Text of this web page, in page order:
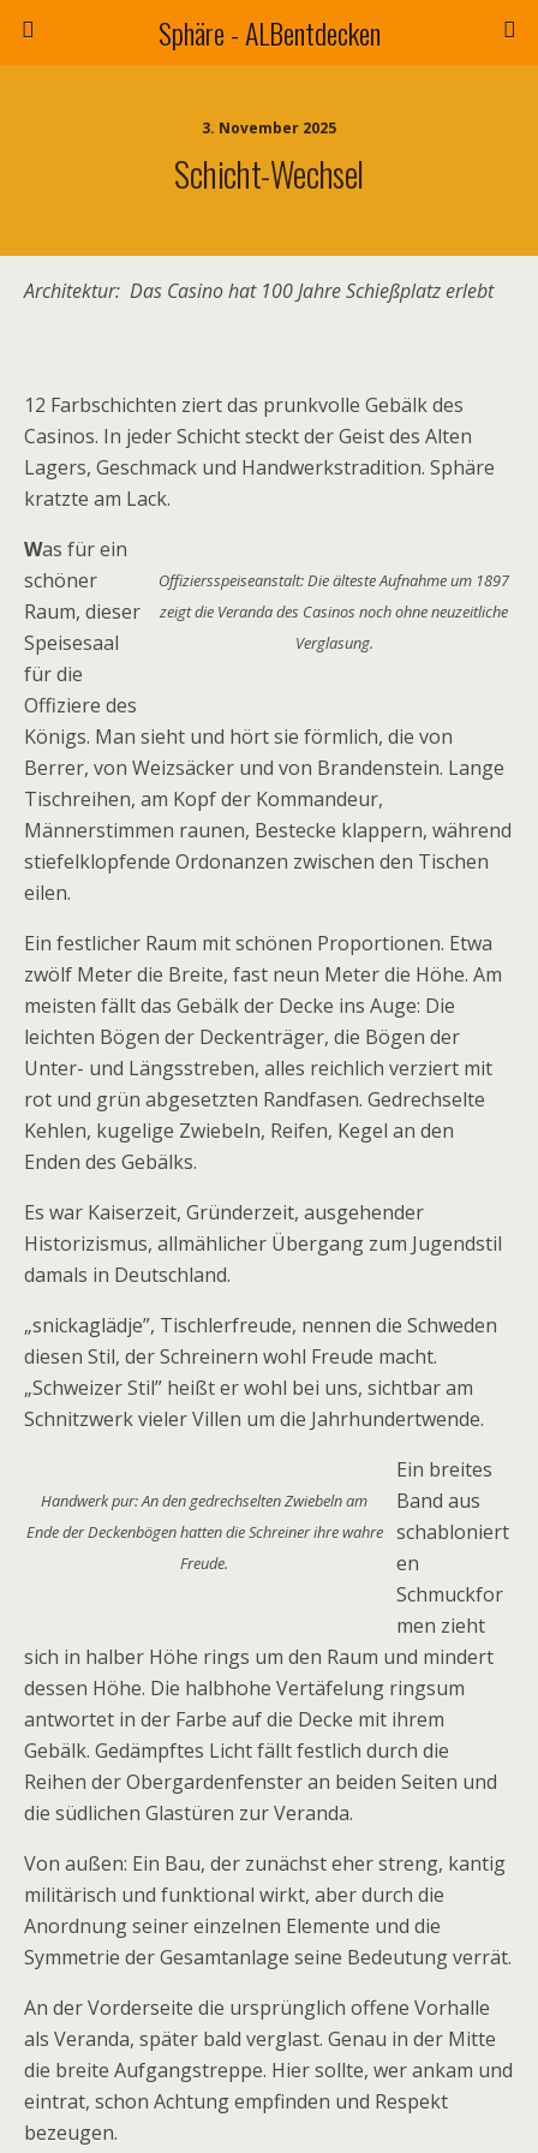
Sphäre - ALBentdecken
3. November 2025
Schicht-Wechsel
Architektur: Das Casino hat 100 Jahre Schießplatz erlebt
12 Farbschichten ziert das prunkvolle Gebälk des
Casinos. In jeder Schicht steckt der Geist des Alten
Lagers, Geschmack und Handwerkstradition. Sphäre
kratzte am Lack.
Offiziersspeiseanstalt: Die älteste Aufnahme um 1897
zeigt die Veranda des Casinos noch ohne neuzeitliche
Verglasung.
Was für ein
schöner
Raum, dieser
Speisesaal
für die
Offiziere des
Königs. Man sieht und hört sie förmlich, die von
Berrer, von Weizsäcker und von Brandenstein. Lange
Tischreihen, am Kopf der Kommandeur,
Männerstimmen raunen, Bestecke klappern, während
stiefelklopfende Ordonanzen zwischen den Tischen
eilen.
Ein festlicher Raum mit schönen Proportionen. Etwa
zwölf Meter die Breite, fast neun Meter die Höhe. Am
meisten fällt das Gebälk der Decke ins Auge: Die
leichten Bögen der Deckenträger, die Bögen der
Unter- und Längsstreben, alles reichlich verziert mit
rot und grün abgesetzten Randfasen. Gedrechselte
Kehlen, kugelige Zwiebeln, Reifen, Kegel an den
Enden des Gebälks.
Es war Kaiserzeit, Gründerzeit, ausgehender
Historizismus, allmählicher Übergang zum Jugendstil
damals in Deutschland.
„snickaglädje”, Tischlerfreude, nennen die Schweden
diesen Stil, der Schreinern wohl Freude macht.
„Schweizer Stil” heißt er wohl bei uns, sichtbar am
Schnitzwerk vieler Villen um die Jahrhundertwende.
Handwerk pur: An den gedrechselten Zwiebeln am
Ende der Deckenbögen hatten die Schreiner ihre wahre
Freude.
Ein breites
Band aus
schabloniert
en
Schmuckfor
men zieht
sich in halber Höhe rings um den Raum und mindert
dessen Höhe. Die halbhohe Vertäfelung ringsum
antwortet in der Farbe auf die Decke mit ihrem
Gebälk. Gedämpftes Licht fällt festlich durch die
Reihen der Obergardenfenster an beiden Seiten und
die südlichen Glastüren zur Veranda.
Von außen: Ein Bau, der zunächst eher streng, kantig
militärisch und funktional wirkt, aber durch die
Anordnung seiner einzelnen Elemente und die
Symmetrie der Gesamtanlage seine Bedeutung verrät.
An der Vorderseite die ursprünglich offene Vorhalle
als Veranda, später bald verglast. Genau in der Mitte
die breite Aufgangstreppe. Hier sollte, wer ankam und
eintrat, schon Achtung empfinden und Respekt
bezeugen.